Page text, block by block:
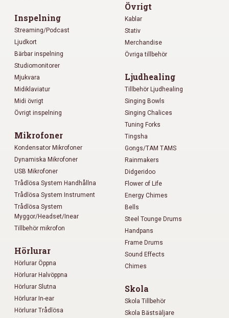
Inspelning
Streaming/Podcast
Ljudkort
Bärbar inspelning
Studiomonitorer
Mjukvara
Midiklaviatur
Midi övrigt
Övrigt inspelning
Mikrofoner
Kondensator Mikrofoner
Dynamiska Mikrofoner
USB Mikrofoner
Trådlösa System Handhållna
Trådlösa System Instrument
Trådlösa System
Myggor/Headset/Inear
Tillbehör mikrofon
Hörlurar
Hörlurar Öppna
Hörlurar Halvöppna
Hörlurar Slutna
Hörlurar In-ear
Hörlurar Trådlösa
Övrigt
Kablar
Stativ
Merchandise
Övriga tillbehör
Ljudhealing
Tillbehör Ljudhealing
Singing Bowls
Singing Chalices
Tuning Forks
Tingsha
Gongs/TAM TAMS
Rainmakers
Didgeridoo
Flower of Life
Energy Chimes
Bells
Steel Tounge Drums
Handpans
Frame Drums
Sound Effects
Chimes
Skola
Skola Tillbehör
Skola Bästsäljare